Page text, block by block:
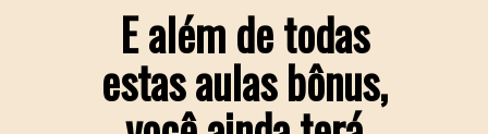
E além de todas
estas aulas bônus,